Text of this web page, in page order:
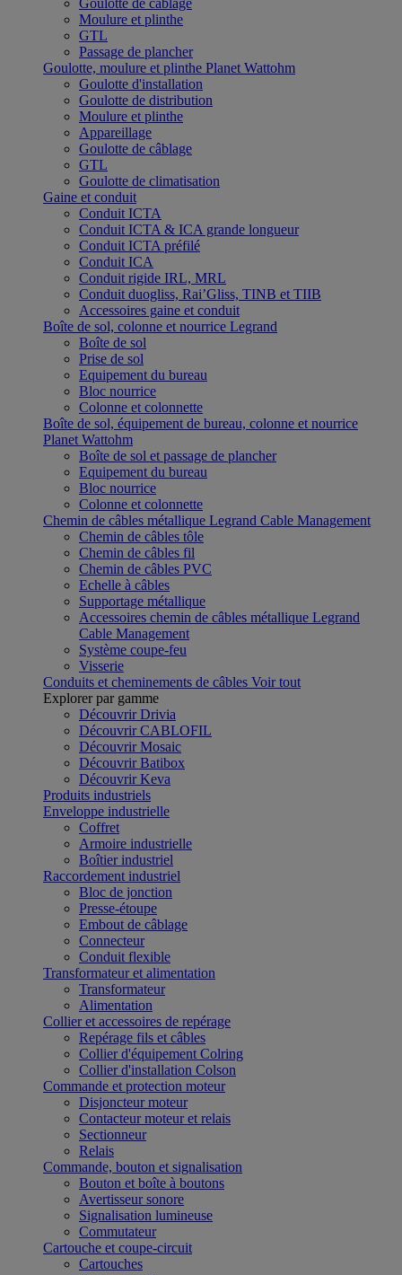
Goulotte de câblage
Moulure et plinthe
GTL
Passage de plancher
Goulotte, moulure et plinthe Planet Wattohm
Goulotte d'installation
Goulotte de distribution
Moulure et plinthe
Appareillage
Goulotte de câblage
GTL
Goulotte de climatisation
Gaine et conduit
Conduit ICTA
Conduit ICTA & ICA grande longueur
Conduit ICTA préfilé
Conduit ICA
Conduit rigide IRL, MRL
Conduit duogliss, Rai’Gliss, TINB et TIIB
Accessoires gaine et conduit
Boîte de sol, colonne et nourrice Legrand
Boîte de sol
Prise de sol
Equipement du bureau
Bloc nourrice
Colonne et colonnette
Boîte de sol, équipement de bureau, colonne et nourrice
Planet Wattohm
Boîte de sol et passage de plancher
Equipement du bureau
Bloc nourrice
Colonne et colonnette
Chemin de câbles métallique Legrand Cable Management
Chemin de câbles tôle
Chemin de câbles fil
Chemin de câbles PVC
Echelle à câbles
Supportage métallique
Accessoires chemin de câbles métallique Legrand
Cable Management
Système coupe-feu
Visserie
Conduits et cheminements de câbles Voir tout
Explorer par gamme
Découvrir Drivia
Découvrir CABLOFIL
Découvrir Mosaic
Découvrir Batibox
Découvrir Keva
Produits industriels
Enveloppe industrielle
Coffret
Armoire industrielle
Boîtier industriel
Raccordement industriel
Bloc de jonction
Presse-étoupe
Embout de câblage
Connecteur
Conduit flexible
Transformateur et alimentation
Transformateur
Alimentation
Collier et accessoires de repérage
Repérage fils et câbles
Collier d'équipement Colring
Collier d'installation Colson
Commande et protection moteur
Disjoncteur moteur
Contacteur moteur et relais
Sectionneur
Relais
Commande, bouton et signalisation
Bouton et boîte à boutons
Avertisseur sonore
Signalisation lumineuse
Commutateur
Cartouche et coupe-circuit
Cartouches